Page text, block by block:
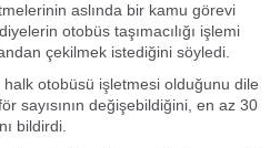
aslında bir kamu görevi
otobüs taşımacılığı işlemi
çekilmek istediğini söyledi.
otobüsü işletmesi olduğunu dile
sayısının değişebildiğini, en az 30
bildirdi.